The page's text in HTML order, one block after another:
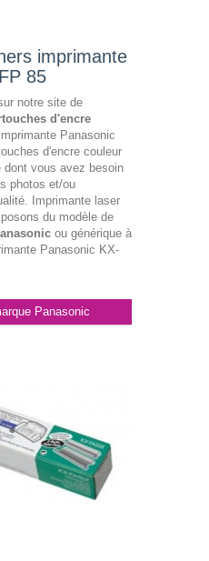
imprimante
85
notre site de
d'encre
Panasonic
d'encre couleur
vous avez besoin
photos et/ou
Imprimante laser
du modèle de
ou générique à
Panasonic KX-
Panasonic